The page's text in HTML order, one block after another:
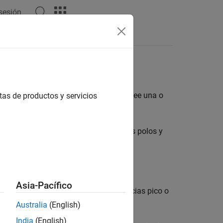
dinámico, es posible que desee una o
o gráficas de la ubicación de los polos y
márgenes de estabilidad, ganancias pico o
de productos y servicios
Asia-Pacífico
Australia (English)
India (English)